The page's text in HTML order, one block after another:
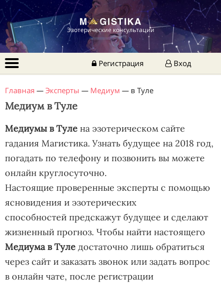
Эзотерические консультации
Регистрация Вход
Главная — Эксперты — Медиум — в Туле
Медиум в Туле
Медиумы в Туле на эзотерическом сайте
гадания Магистика. Узнать будущее на 2018 год,
погадать по телефону и позвонить вы можете
онлайн круглосуточно.
Настоящие проверенные эксперты с помощью
ясновидения и эзотерических
способностей предскажут будущее и сделают
жизненный прогноз. Чтобы найти настоящего
Медиума в Туле достаточно лишь обратиться
через сайт и заказать звонок или задать вопрос
в онлайн чате, после регистрации